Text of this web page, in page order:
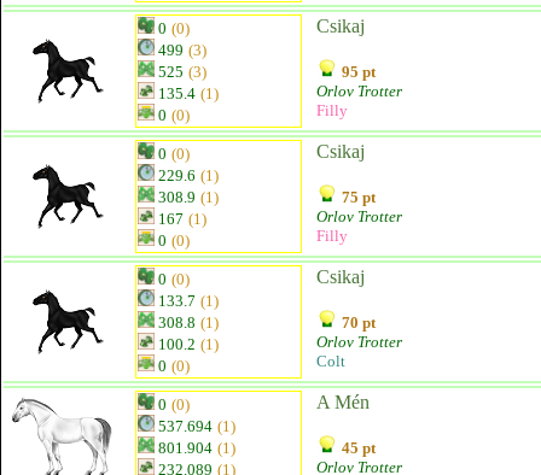
0 (0)
499 (3)
525 (3)
135.4 (1)
0 (0)
Csikaj
95 pt
Orlov Trotter
Filly
0 (0)
229.6 (1)
308.9 (1)
167 (1)
0 (0)
Csikaj
75 pt
Orlov Trotter
Filly
0 (0)
133.7 (1)
308.8 (1)
100.2 (1)
0 (0)
Csikaj
70 pt
Orlov Trotter
Colt
0 (0)
537.694 (1)
801.904 (1)
232.089 (1)
A Mén
45 pt
Orlov Trotter